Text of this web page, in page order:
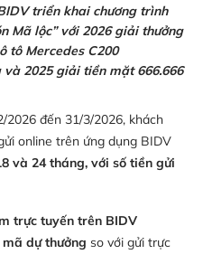
triển khai chương trình
Mã lộc” với 2026 giải thưởng
tô Mercedes C200
2025 giải tiền mặt 666.666
2026 đến 31/3/2026, khách
online trên ứng dụng BIDV
và 24 tháng, với số tiền gửi
trực tuyến trên BIDV
dự thưởng so với gửi trực